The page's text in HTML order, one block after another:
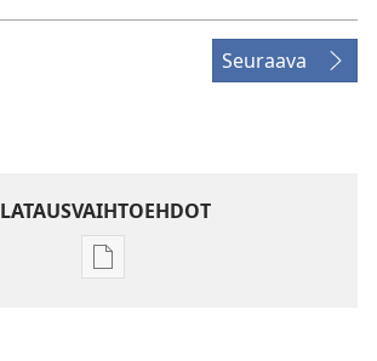
Seuraava
LATAUSVAIHTOEHDOT
Julkaisujen